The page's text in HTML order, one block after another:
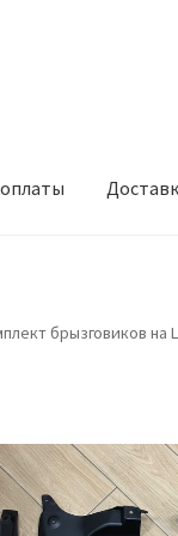
брызговиков на